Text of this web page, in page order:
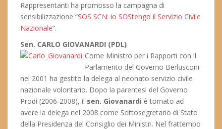
Rappresentanti ha promosso la campagna di
sensibilizzazione “SOS SCN: io SOStengo il Servizio Civile
Nazionale”.
Sen. CARLO GIOVANARDI (PDL)
Come Ministro per i Rapporti con il
Parlamento del Governo Berlusconi
nel 2001 ha gestito la delega al neonato servizio civile
nazionale volontario. Dopo la parentesi del Governo
Prodi (2006-2008), il sen. Giovanardi è tornato ad
avere la delega nel 2008 come Sottosegretario di Stato
della Presidenza del Consiglio dei Ministri. Nel frattempo